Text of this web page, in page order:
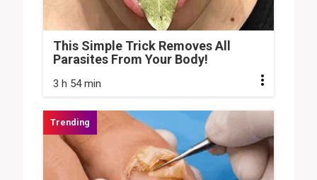
This Simple Trick Removes All
Parasites From Your Body!
3 h 54 min